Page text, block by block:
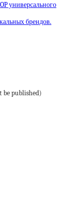
универсального
брендов.
published)